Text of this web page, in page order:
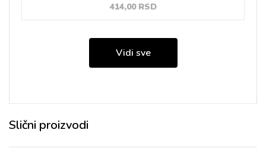
414,00 RSD
Vidi sve
Slični proizvodi